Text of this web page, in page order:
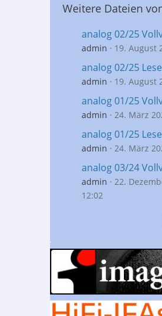
Weitere Dateien
analog 02/25
admin 19. August
analog 02/25
admin 19. August
analog 01/25
admin 24. März
analog 01/25
admin 24. März
analog 03/24
admin
22.
12:02